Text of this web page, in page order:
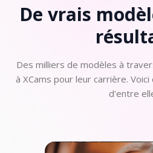
De vrais
Des milliers de modèles à
à XCams pour leur carrière.
d'entre